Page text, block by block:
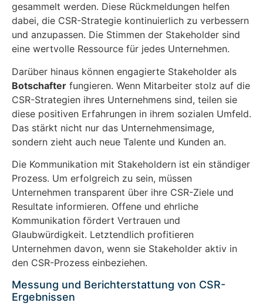
gesammelt werden. Diese Rückmeldungen helfen
dabei, die CSR-Strategie kontinuierlich zu verbessern
und anzupassen. Die Stimmen der Stakeholder sind
eine wertvolle Ressource für jedes Unternehmen.
Darüber hinaus können engagierte Stakeholder als
Botschafter fungieren. Wenn Mitarbeiter stolz auf die
CSR-Strategien ihres Unternehmens sind, teilen sie
diese positiven Erfahrungen in ihrem sozialen Umfeld.
Das stärkt nicht nur das Unternehmensimage,
sondern zieht auch neue Talente und Kunden an.
Die Kommunikation mit Stakeholdern ist ein ständiger
Prozess. Um erfolgreich zu sein, müssen
Unternehmen transparent über ihre CSR-Ziele und
Resultate informieren. Offene und ehrliche
Kommunikation fördert Vertrauen und
Glaubwürdigkeit. Letztendlich profitieren
Unternehmen davon, wenn sie Stakeholder aktiv in
den CSR-Prozess einbeziehen.
Messung und Berichterstattung von CSR-
Ergebnissen